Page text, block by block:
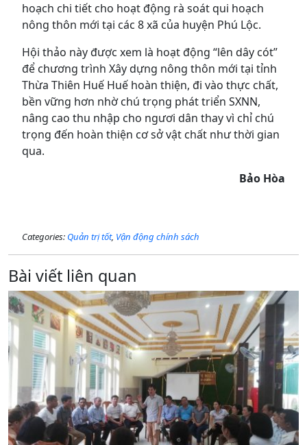
hoạch chi tiết cho hoạt động rà soát qui hoạch
nông thôn mới tại các 8 xã của huyện Phú Lộc.
Hội thảo này được xem là hoạt động “lên dây cót”
để chương trình Xây dựng nông thôn mới tại tỉnh
Thừa Thiên Huế Huế hoàn thiện, đi vào thực chất,
bền vững hơn nhờ chú trọng phát triển SXNN,
nâng cao thu nhập cho ngươi dân thay vì chỉ chú
trọng đến hoàn thiện cơ sở vật chất như thời gian
qua.
Bảo Hòa
Categories: Quản trị tốt, Vận động chính sách
Bài viết liên quan